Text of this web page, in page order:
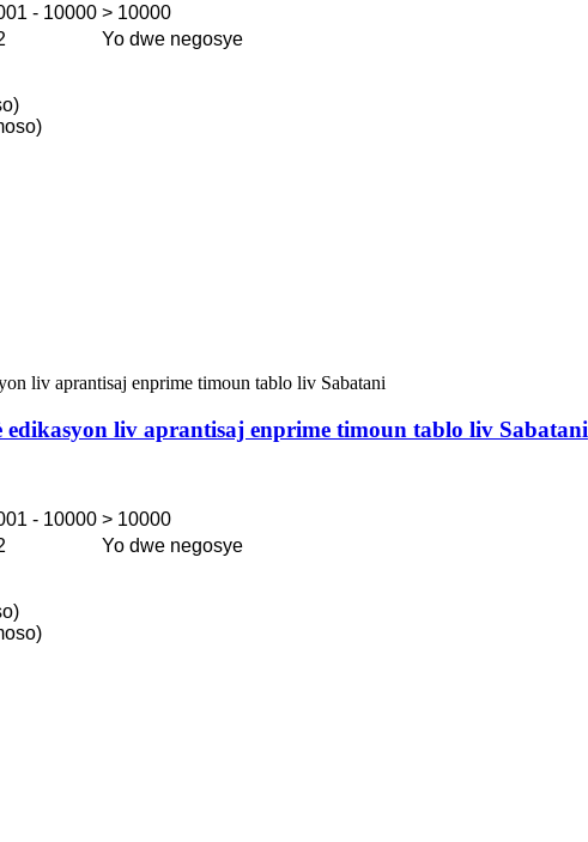
- 10000 > 10000
Yo dwe negosye
liv aprantisaj enprime timoun tablo liv Sabatani
- 10000 > 10000
Yo dwe negosye